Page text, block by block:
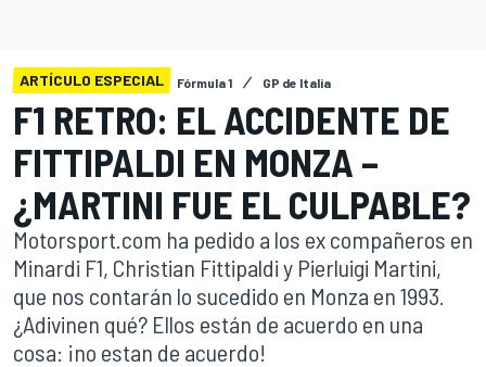
ARTÍCULO ESPECIAL Fórmula 1 GP de Italia
F1 RETRO: EL ACCIDENTE DE
FITTIPALDI EN MONZA –
¿MARTINI FUE EL CULPABLE?
Motorsport.com ha pedido a los ex compañeros en
Minardi F1, Christian Fittipaldi y Pierluigi Martini,
que nos contarán lo sucedido en Monza en 1993.
¿Adivinen qué? Ellos están de acuerdo en una
cosa: ¡no estan de acuerdo!